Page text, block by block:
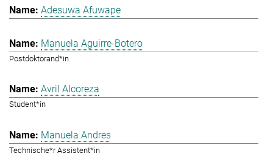
Adesuwa Afuwape
Manuela Aguirre-Botero
Postdoktorand*in
Avril Alcoreza
Student*in
Manuela Andres
Technische*r Assistent*in